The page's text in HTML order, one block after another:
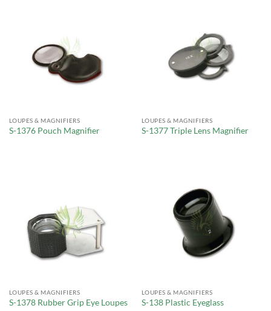
LOUPES & MAGNIFIERS
S-1376 Pouch Magnifier
LOUPES & MAGNIFIERS
S-1377 Triple Lens Magnifier
LOUPES & MAGNIFIERS
S-1378 Rubber Grip Eye Loupes
LOUPES & MAGNIFIERS
S-138 Plastic Eyeglass